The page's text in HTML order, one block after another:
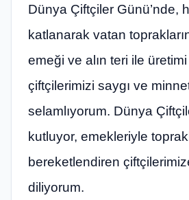
Dünya Çiftçiler Günü’nde,
katlanarak vatan
emeği ve alın teri ile
çiftçilerimizi saygı ve
selamlıyorum. Dünya
kutluyor, emekleriyle
bereketlendiren
diliyorum.